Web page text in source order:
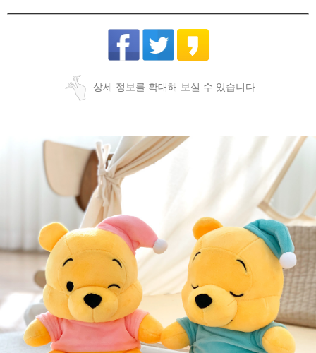
상세 정보를 확대해 보실 수 있습니다.